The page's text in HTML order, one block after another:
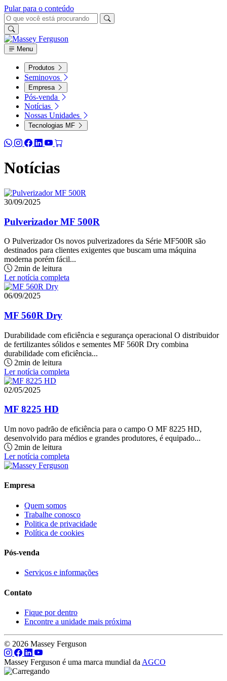
Pular para o conteúdo
Menu
Produtos
Seminovos
Empresa
Pós-venda
Notícias
Nossas Unidades
Tecnologias MF
Notícias
30/09/2025
Pulverizador MF 500R
O Pulverizador Os novos pulverizadores da Série MF500R são
destinados para clientes exigentes que buscam uma máquina
moderna porém fácil...
2min de leitura
Ler notícia completa
06/09/2025
MF 560R Dry
Durabilidade com eficiência e segurança operacional O distribuidor
de fertilizantes sólidos e sementes MF 560R Dry combina
durabilidade com eficiência...
2min de leitura
Ler notícia completa
02/05/2025
MF 8225 HD
Um novo padrão de eficiência para o campo O MF 8225 HD,
desenvolvido para médios e grandes produtores, é equipado...
2min de leitura
Ler notícia completa
Empresa
Quem somos
Trabalhe conosco
Politica de privacidade
Política de cookies
Pós-venda
Serviços e informações
Contato
Fique por dentro
Encontre a unidade mais próxima
© 2026 Massey Ferguson
Massey Ferguson é uma marca mundial da AGCO